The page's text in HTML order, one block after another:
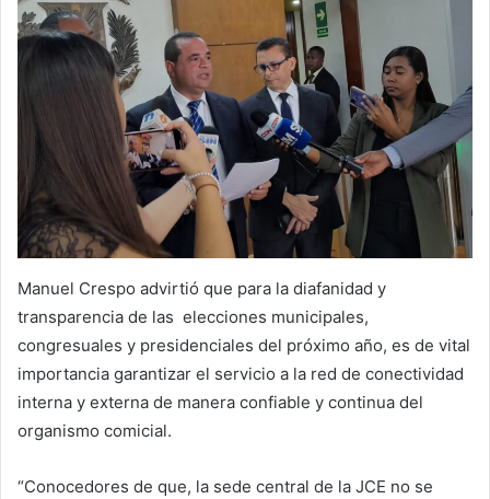
Manuel Crespo advirtió que para la diafanidad y
transparencia de las elecciones municipales,
congresuales y presidenciales del próximo año, es de vital
importancia garantizar el servicio a la red de conectividad
interna y externa de manera confiable y continua del
organismo comicial.
“Conocedores de que, la sede central de la JCE no se